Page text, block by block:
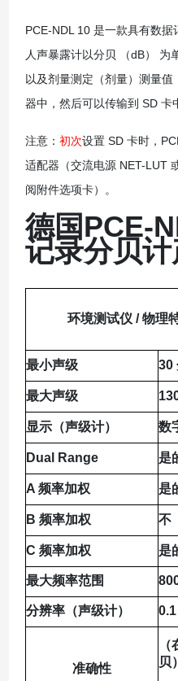
PCE-NDL 10 是一款具有数
人声暴露计以分贝 （dB） 为
以及剂量测定（剂量）测量
器中，然后可以传输到 SD 卡
注意： 初次设置 SD 卡时，
适配器（交流电源 NET-LUT
阅附件选项卡）。
德国PCE-
记录分贝计
环境测试仪 / 物理
最小声级 30
最大声级
显示（声级计） 数
Dual Range 是
A 频率加权 是
B 频率加权 不
C 频率加权 是
最大频率范围
分辨率（声级计）
准确性
贝）